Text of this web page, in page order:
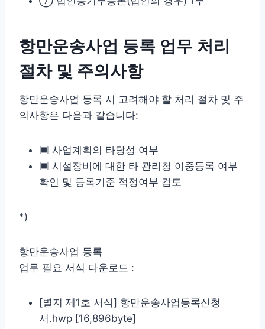
항만운송사업 등록 업무 처리
절차 및 주의사항
항만운송사업 등록 시 고려해야 할 처리 절차 및 주
의사항은 다음과 같습니다:
▣ 사업계획의 타당성 여부
▣ 시설장비에 대한 타 관리청 이중등록 여부
확인 및 등록기준 적정여부 검토
*)
항만운송사업 등록
업무 필요 서식 다운로드 :
[별지 제1호 서식] 항만운송사업등록신청
서.hwp [16,896byte]